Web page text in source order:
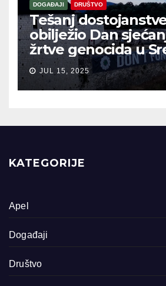
DOGAĐAJI DRUŠTVO
Tešanj
obilježio Dan
žrtve genocida u
JUL 15, 2025
KATEGORIJE
Apel
Događaji
Društvo